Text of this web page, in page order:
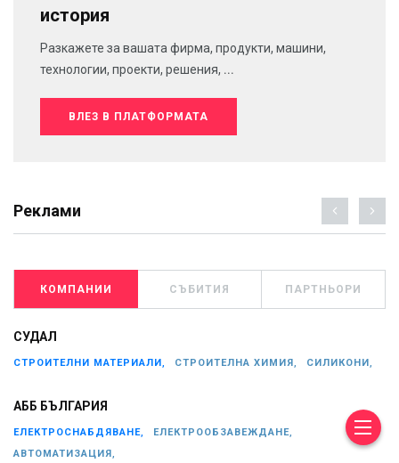
история
Разкажете за вашата фирма, продукти, машини,
технологии, проекти, решения, ...
ВЛЕЗ В ПЛАТФОРМАТА
Реклами
КОМПАНИИ СЪБИТИЯ ПАРТНЬОРИ
СУДАЛ
СТРОИТЕЛНИ МАТЕРИАЛИ, СТРОИТЕЛНА ХИМИЯ, СИЛИКОНИ,
АББ БЪЛГАРИЯ
ЕЛЕКТРОСНАБДЯВАНЕ,
ЕЛЕКТРООБЗАВЕЖДАНЕ,
АВТОМАТИЗАЦИЯ,